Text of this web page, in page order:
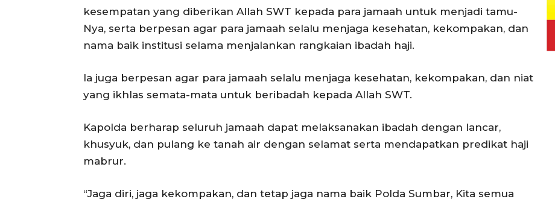
kesempatan yang diberikan Allah SWT kepada para jamaah untuk menjadi tamu-
Nya, serta berpesan agar para jamaah selalu menjaga kesehatan, kekompakan, dan
nama baik institusi selama menjalankan rangkaian ibadah haji.
Ia juga berpesan agar para jamaah selalu menjaga kesehatan, kekompakan, dan niat
yang ikhlas semata-mata untuk beribadah kepada Allah SWT.
Kapolda berharap seluruh jamaah dapat melaksanakan ibadah dengan lancar,
khusyuk, dan pulang ke tanah air dengan selamat serta mendapatkan predikat haji
mabrur.
“Jaga diri, jaga kekompakan, dan tetap jaga nama baik Polda Sumbar, Kita semua